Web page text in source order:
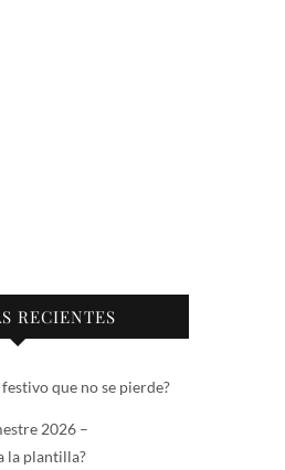
RECIENTES
que no se pierde?
2026 –
la plantilla?